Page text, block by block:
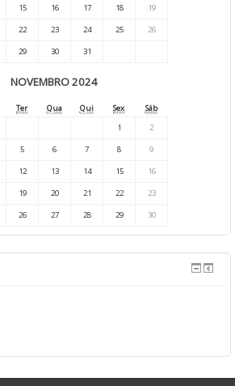
15 16 17 18 19
22 23 24 25 26
29 30 31
NOVEMBRO 2024
Ter Qua Qui Sex
Sáb
1
2
5 6 7 8 9
12 13 14 15 16
19 20 21 22 23
26 27 28 29 30